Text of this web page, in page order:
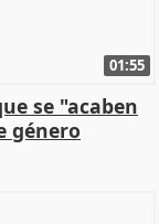
01:55
se "acaben
género